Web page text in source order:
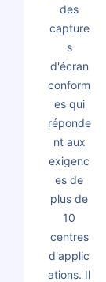
des
capture
s
d'écran
conform
es qui
réponde
nt aux
exigenc
es de
plus de
10
centres
d'applic
ations. Il